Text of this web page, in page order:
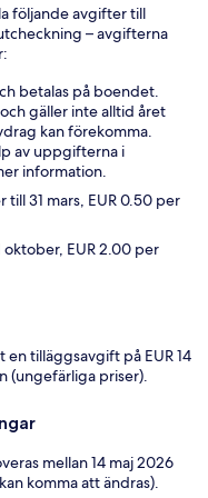
följande avgifter till
– avgifterna
betalas på boendet.
gäller inte alltid året
kan förekomma.
av uppgifterna i
information.
till 31 mars, EUR 0.50 per
oktober, EUR 2.00 per
en tilläggsavgift på EUR 14
(ungefärliga priser).
mellan 14 maj 2026
komma att ändras).